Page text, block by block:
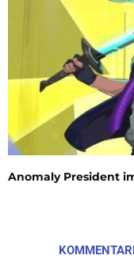
Anomaly President